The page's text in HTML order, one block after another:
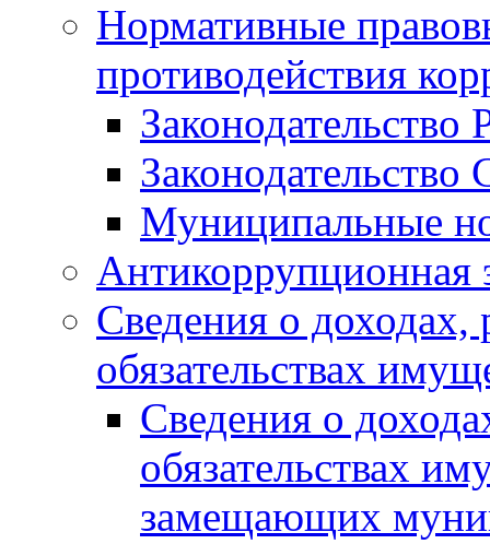
Нормативные
противодействия
Законодательство
Муниципальные
Антикоррупционная
Сведения о доходах,
обязательствах
Сведения о
обязательствах
замещающих